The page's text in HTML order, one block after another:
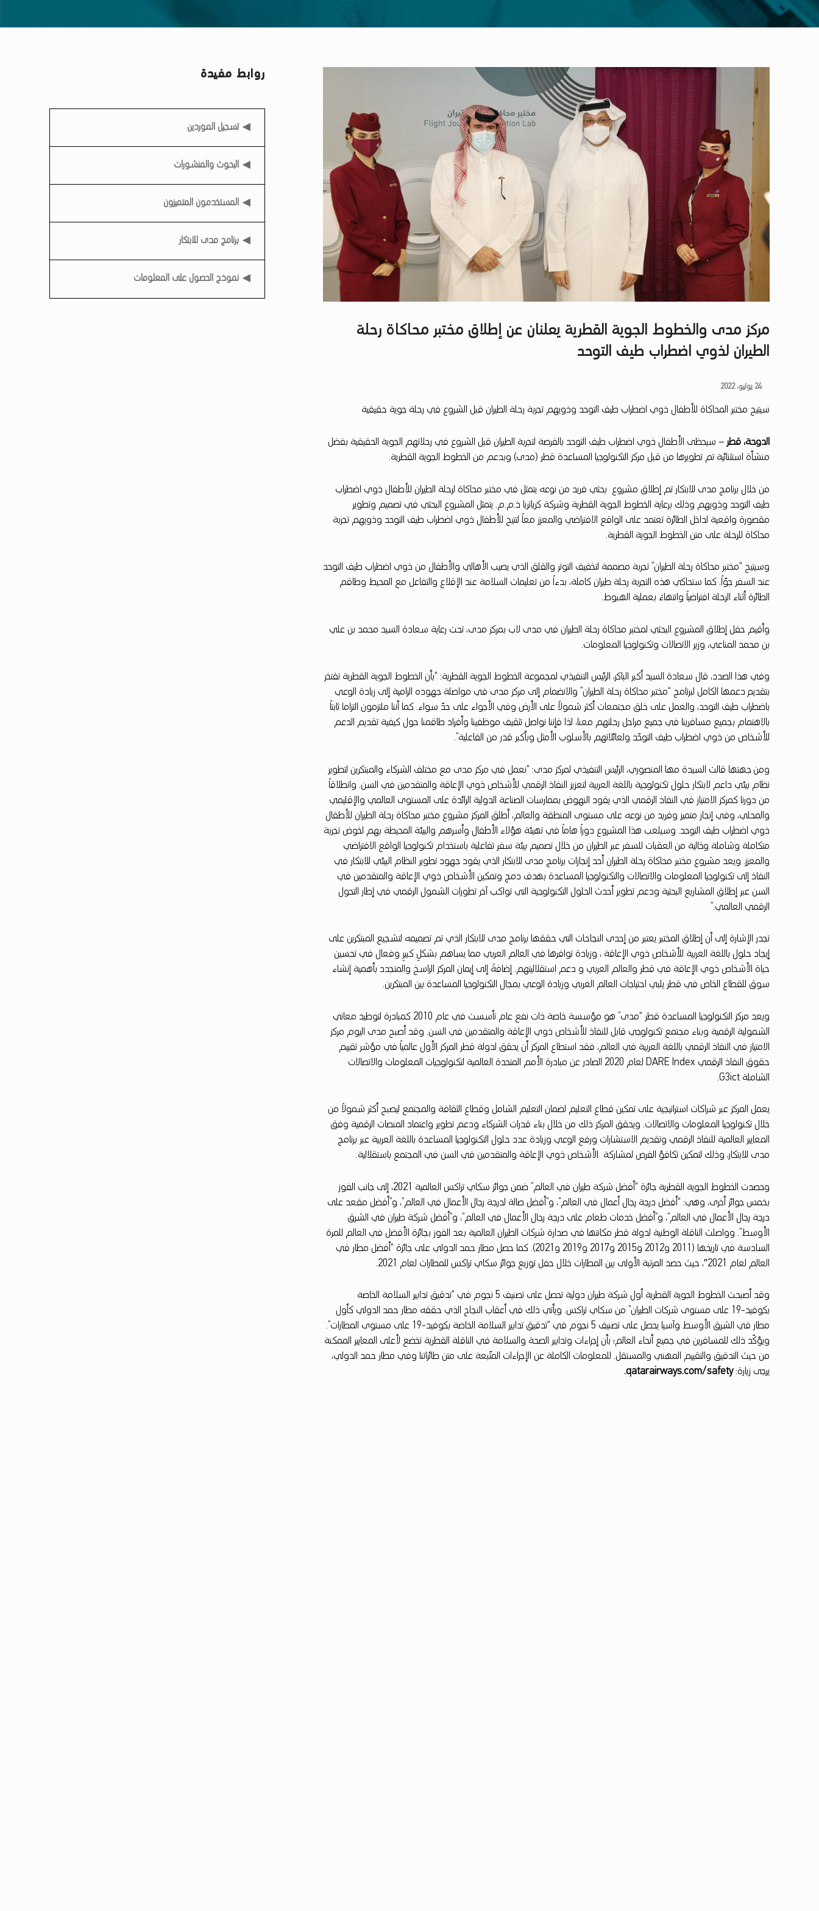
مركز مدى والخطوط الجوية القطرية يعلنان عن إطلاق مختبر محاكاة رحلة
الطيران لذوي اضطراب طيف التوحد
م
ر
ك
ز
م
د
ى
و
ا
خ
و
ط
ا
ج
و
ي
ة
ا
ل
ط
ر
ة
ي
ع
ن
ا
ع
ن
إ
ط
ل
ا
ق
م
24 يوليو، 2022
سيتيح مختبر المحاكاة للأطفال ذوي اضطراب طيف التوحد وذويهم تجربة رحلة الطيران قبل الشروع في رحلة جوية حقيقية
الدوحة، قطر – سيحظى الأطفال ذوي اضطراب طيف التوحد بالفرصة لتجربة الطيران قبل الشروع في رحلاتهم الجوية الحقيقية بفضل
منشأة استثنائية تم تطويرها من قبل مركز التكنولوجيا المساعدة قطر (مدى) وبدعم من الخطوط الجوية القطرية.
من خلال برنامج مدى للابتكار تم إطلاق مشروع بحثي فريد من نوعه يتمثل في مختبر محاكاة لرحلة الطيران للأطفال ذوي اضطراب
طيف التوحد وذويهم وذلك برعاية الخطوط الجوية القطرية وشركة كرياتريا ذ.م.م. يتمثل المشروع البحثي في تصميم وتطوير
مقصورة واقعية لداخل الطائرة تعتمد على الواقع الافتراضي والمعزز معاً لتتيح للأطفال ذوي اضطراب طيف التوحد وذويهم تجربة
محاكاة للرحلة على متن الخطوط الجوية القطرية.
وسيتيح “مختبر محاكاة رحلة الطيران” تجربة مصممة لتخفيف التوتر والقلق الذي يصيب الأهالي والأطفال من ذوي اضطراب طيف التوحد
عند السفر جوّاً. كما ستحاكي هذه التجربة رحلة طيران كاملة، بدءاً من تعليمات السلامة عند الإقلاع والتفاعل مع المحيط وطاقم
الطائرة أثناء الرحلة افتراضياً وانتهاءً بعملية الهبوط.
وأقيم حفل إطلاق المشروع البحثي لمختبر محاكاة رحلة الطيران في مدى لاب بمركز مدى، تحت رعاية سعادة السيد محمد بن علي
بن محمد المناعي، وزير الاتصالات وتكنولوجيا المعلومات.
وفي هذا الصدد، قال سعادة السيد أكبر الباكر، الرئيس التنفيذي لمجموعة الخطوط الجوية القطرية: “بأن الخطوط الجوية القطرية تفتخر
بتقديم دعمها الكامل لبرنامج “مختبر محاكاة رحلة الطيران” والانضمام إلى مركز مدى في مواصلة جهوده الرامية إلى زيادة الوعي
باضطراب طيف التوحد، والعمل على خلق مجتمعات أكثر شمولاً على الأرض وفي الأجواء على حدّ سواء. كما أننا ملتزمون التزاما ثابتاً
بالاهتمام بجميع مسافرينا في جميع مراحل رحلتهم معنا، لذا فإننا نواصل تثقيف موظفينا وأفراد طاقمنا حول كيفية تقديم الدعم
للأشخاص من ذوي اضطراب طيف التوحّد ولعائلاتهم بالأسلوب الأمثل وبأكبر قدر من الفاعلية”.
ومن جهتها قالت السيدة مها المنصوري، الرئيس التنفيذي لمركز مدى: “نعمل في مركز مدى مع مختلف الشركاء والمبتكرين لتطوير
نظام بيئي داعم لابتكار حلول تكنولوجية باللغة العربية لتعزيز النفاذ الرقمي للأشخاص ذوي الإعاقة والمتقدمين في السن. وانطلاقاً
من دورنا كمركز الامتياز في النفاذ الرقمي الذي يقود النهوض بممارسات الصناعة الدولية الرائدة على المستوى العالمي والإقليمي
والمحلي، وفي إنجاز متميز وفريد من نوعه على مستوى المنطقة والعالم، أطلق المركز مشروع مختبر محاكاة رحلة الطيران للأطفال
ذوي اضطراب طيف التوحد. وسيلعب هذا المشروع دوراً هاماً في تهيئة هؤلاء الأطفال وأسرهم والبيئة المحيطة بهم لخوض تجربة
متكاملة وشاملة وخالية من العقبات للسفر عبر الطيران من خلال تصميم بيئة سفر تفاعلية باستخدام تكنولوجيا الواقع الافتراضي
والمعزز. ويعد مشروع مختبر محاكاة رحلة الطيران أحد إنجازات برنامج مدى للابتكار الذي يقود جهود تطوير النظام البيئي للابتكار في
النفاذ إلى تكنولوجيا المعلومات والاتصالات والتكنولوجيا المساعدة بهدف دمج وتمكين الأشخاص ذوي الإعاقة والمتقدمين في
السن عبر إطلاق المشاريع البحثية ودعم تطوير أحدث الحلول التكنولوجية التي تواكب آخر تطورات الشمول الرقمي في إطار التحول
الرقمي العالمي.”
تجدر الإشارة إلى أن إطلاق المختبر يعتبر من إحدى النجاحات التي حققها برنامج مدى للابتكار الذي تم تصميمه لتشجيع المبتكرين على
إيجاد حلول باللغة العربية للأشخاص ذوي الإعاقة ، وزيادة توافرها في العالم العربي مما يساهم بشكلٍ كبيرٍ وفعال في تحسين
حياة الأشخاص ذوي الإعاقة في قطر والعالم العربي و دعم استقلاليتهم. إضافةً إلى إيمان المركز الراسخ والمتجدد بأهمية إنشاء
سوق للقطاع الخاص في قطر يلبي احتياجات العالم العربي وزيادة الوعي بمجال التكنولوجيا المساعدة بين المبتكرين.
ويعد مركز التكنولوجيا المساعدة قطر “مدى” هو مؤسسة خاصة ذات نفع عام تأسست في عام 2010 كمبادرة لتوطيد معاني
الشمولية الرقمية وبناء مجتمع تكنولوجي قابل للنفاذ للأشخاص ذوي الإعاقة والمتقدمين في السن. وقد أصبح مدى اليوم مركز
الامتياز في النفاذ الرقمي باللغة العربية في العالم، فقد استطاع المركز أن يحقق لدولة قطر المركز الأول عالمياً في مؤشر تقييم
حقوق النفاذ الرقمي DARE Index لعام 2020 الصادر عن مبادرة الأمم المتحدة العالمية لتكنولوجيات المعلومات والاتصالات
الشاملة G3ict.
يعمل المركز عبر شراكات استراتيجية على تمكين قطاع التعليم لضمان التعليم الشامل وقطاع الثقافة والمجتمع ليصبح أكثر شمولاً من
خلال تكنولوجيا المعلومات والاتصالات. ويحقق المركز ذلك من خلال بناء قدرات الشركاء ودعم تطوير واعتماد المنصات الرقمية وفق
المعايير العالمية للنفاذ الرقمي وتقديم الاستشارات ورفع الوعي وزيادة عدد حلول التكنولوجيا المساعدة باللغة العربية عبر برنامج
مدى للابتكار، وذلك لتمكين تكافؤ الفرص لمشاركة الأشخاص ذوي الإعاقة والمتقدمين في السن في المجتمع باستقلالية.
وحصدت الخطوط الجوية القطرية جائزة “أفضل شركة طيران في العالم” ضمن جوائز سكاي تراكس العالمية 2021، إلى جانب الفوز
بخمس جوائز أخرى، وهي: “أفضل درجة رجال أعمال في العالم”، و”أفضل صالة لدرجة رجال الأعمال في العالم”، و”أفضل مقعد على
درجة رجال الأعمال في العالم”، و”أفضل خدمات طعام على درجة رجال الأعمال في العالم”، و”أفضل شركة طيران في الشرق
الأوسط”. وواصلت الناقلة الوطنية لدولة قطر مكانتها في صدارة شركات الطيران العالمية بعد الفوز بجائزة الأفضل في العالم للمرة
السادسة في تاريخها (2011 و2012 و2015 و2017 و2019 و2021). كما حصل مطار حمد الدولي على جائزة “أفضل مطار في
العالم لعام 2021″، حيث حصد المرتبة الأولى بين المطارات خلال حفل توزيع جوائز سكاي تراكس للمطارات لعام 2021.
وقد أصبحت الخطوط الجوية القطرية أول شركة طيران دولية تحصل على تصنيف 5 نجوم في “تدقيق تدابير السلامة الخاصة
بكوفيد-19 على مستوى شركات الطيران” من سكاي تراكس. ويأتي ذلك في أعقاب النجاح الذي حققه مطار حمد الدولي كأول
مطار في الشرق الأوسط وآسيا يحصل على تصنيف 5 نجوم في “تدقيق تدابير السلامة الخاصة بكوفيد-19 على مستوى المطارات”.
ويؤكّد ذلك للمسافرين في جميع أنحاء العالم؛ بأن إجراءات وتدابير الصحة والسلامة في الناقلة القطرية تخضع لأعلى المعايير الممكنة
من حيث التدقيق والتقييم المهني والمستقل. للمعلومات الكاملة عن الإجراءات المتّبعة على متن طائراتنا وفي مطار حمد الدولي،
يرجى زيارة:qatarairways.com/safety
.
روابط مفيدة
روابط مفيدة
تسجيل الموردين
البحوث والمنشورات
المستخدمون المتميزون
برنامج مدى للابتكار
نموذج الحصول على المعلومات